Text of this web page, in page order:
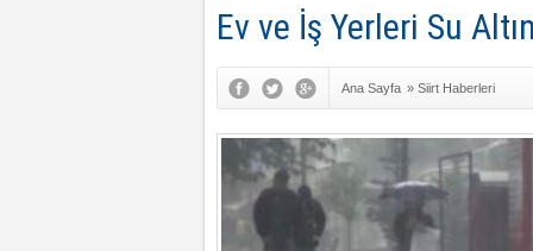
Ev ve İş Yerleri Su
Ana Sayfa » Siirt Haberleri